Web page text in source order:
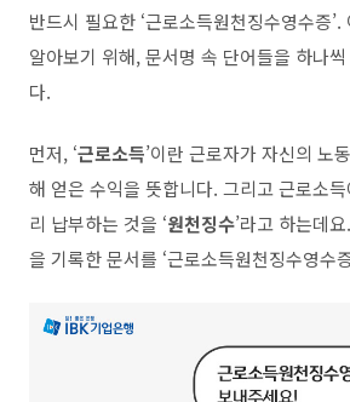
반드시 필요한 ‘근로소득원천징수영수증
알아보기 위해, 문서명 속 단어들을 하나
다.
먼저, ‘근로소득’이란 근로자가 자신의 노
해 얻은 수익을 뜻합니다. 그리고 근로소
리 납부하는 것을 ‘원천징수’라고 하는데
을 기록한 문서를 ‘근로소득원천징수영수